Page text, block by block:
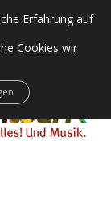
Erfahrung auf
Cookies wir